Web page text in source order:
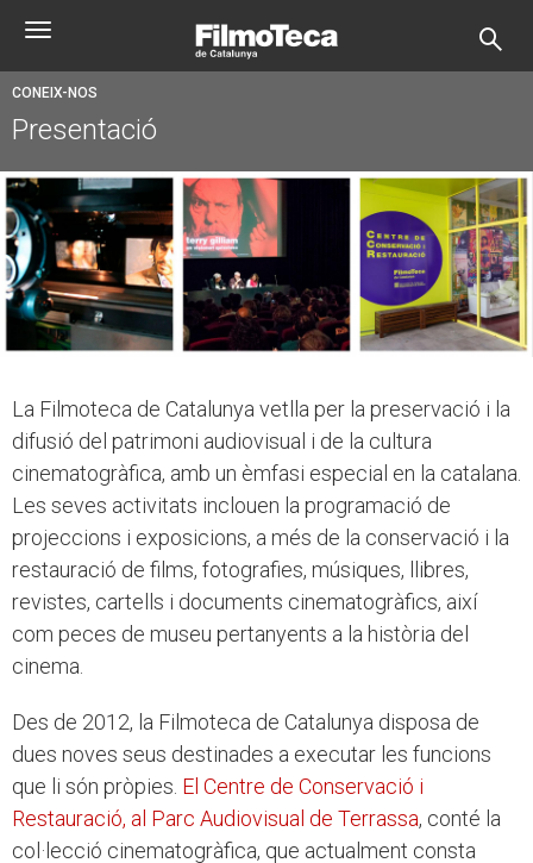
Toggle
CONEIX-NOS
Presentació
La Filmoteca de Catalunya vetlla per la preservació i la
difusió del patrimoni audiovisual i de la cultura
cinematogràfica, amb un èmfasi especial en la catalana.
Les seves activitats inclouen la programació de
projeccions i exposicions, a més de la conservació i la
restauració de films, fotografies, músiques, llibres,
revistes, cartells i documents cinematogràfics, així
com peces de museu pertanyents a la història del
cinema.
Des de 2012, la Filmoteca de Catalunya disposa de
dues noves seus destinades a executar les funcions
que li són pròpies. El Centre de Conservació i
Restauració, al Parc Audiovisual de Terrassa, conté la
col·lecció cinematogràfica, que actualment consta